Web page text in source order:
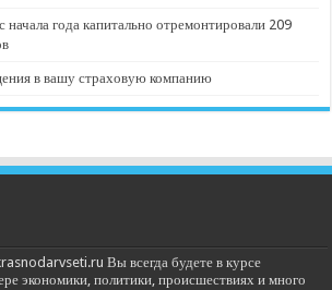
начала года капитально отремонтировали 209
в вашу страховую компанию
Вы всегда будете в курсе
экономики, политики, происшествиях и много